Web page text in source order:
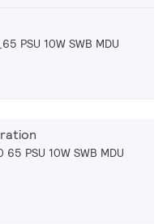
PSU 10W SWB MDU
65 PSU 10W SWB MDU